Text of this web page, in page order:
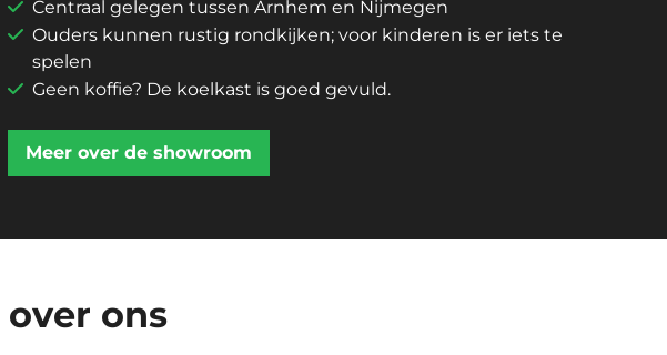
Centraal gelegen tussen Arnhem en Nijmegen
Ouders kunnen rustig rondkijken; voor kinderen is er iets te
spelen
Geen koffie? De koelkast is goed gevuld.
Meer over de showroom
ons